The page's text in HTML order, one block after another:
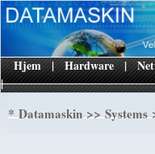
|
Hjem | Hardware |
*Datamaskin>>Systems